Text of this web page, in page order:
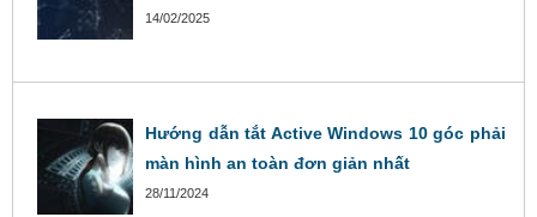
14/02/2025
Hướng dẫn tắt Active Windows 10 góc phải
màn hình an toàn đơn giản nhất
28/11/2024